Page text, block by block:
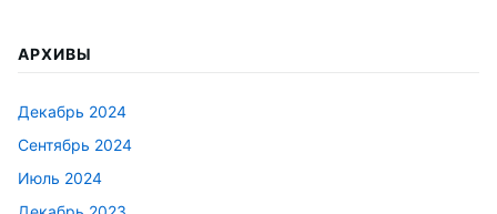
АРХИВЫ
Декабрь 2024
Сентябрь 2024
Июль 2024